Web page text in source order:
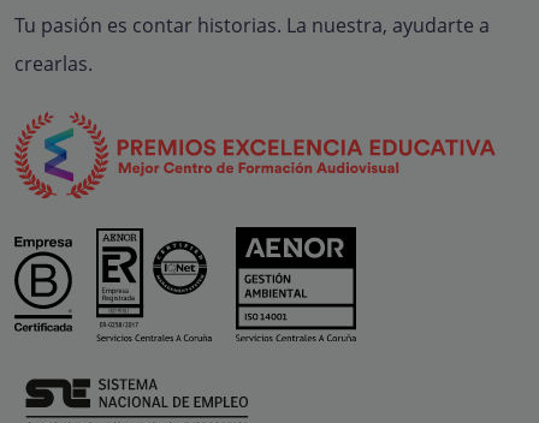
Tu pasión es contar historias. La nuestra, ayudarte a
crearlas.